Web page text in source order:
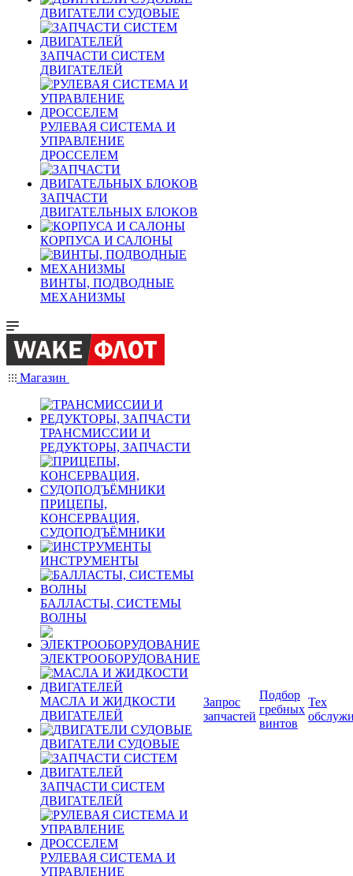
ДВИГАТЕЛИ СУДОВЫЕ
ЗАПЧАСТИ СИСТЕМ
ДВИГАТЕЛЕЙ
РУЛЕВАЯ СИСТЕМА И
УПРАВЛЕНИЕ
ДРОССЕЛЕМ
ЗАПЧАСТИ
ДВИГАТЕЛЬНЫХ БЛОКОВ
КОРПУСА И САЛОНЫ
ВИНТЫ, ПОДВОДНЫЕ
МЕХАНИЗМЫ
Магазин
ТРАНСМИССИИ И
РЕДУКТОРЫ, ЗАПЧАСТИ
ПРИЦЕПЫ,
КОНСЕРВАЦИЯ,
СУДОПОДЪЁМНИКИ
ИНСТРУМЕНТЫ
БАЛЛАСТЫ, СИСТЕМЫ
ВОЛНЫ
ЭЛЕКТРООБОРУДОВАНИЕ
МАСЛА И ЖИДКОСТИ
ДВИГАТЕЛЕЙ
ДВИГАТЕЛИ СУДОВЫЕ
ЗАПЧАСТИ СИСТЕМ
ДВИГАТЕЛЕЙ
РУЛЕВАЯ СИСТЕМА И
УПРАВЛЕНИЕ
Запрос
запчастей
Подбор
гребных
винтов
Тех